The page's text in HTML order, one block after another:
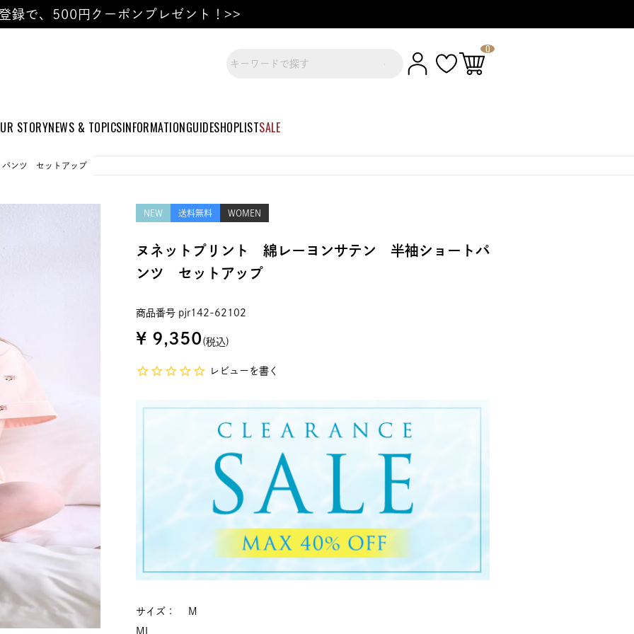
0
STORYNEWS & TOPICSINFORMATIONGUIDESHOPLISTSALE
録で、500円クーポンプレゼント！>>
ンツ セットアップ
NEW 送料無料 WOMEN
ヌネットプリント 綿レーヨンサテン 半袖ショートパ
ンツ セットアップ
商品番号 pjr142-62102
¥ 9,350 税込
レビューを書く
サイズ
M
M